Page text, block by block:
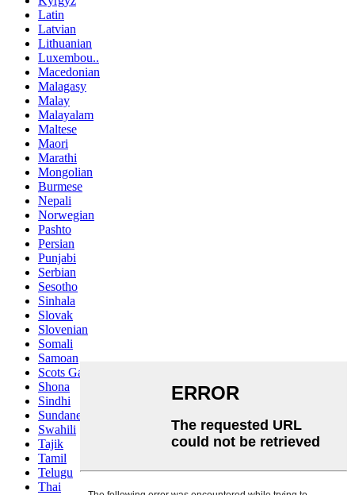
Latin
Latvian
Lithuanian
Luxembou..
Macedonian
Malagasy
Malay
Malayalam
Maltese
Maori
Marathi
Mongolian
Burmese
Nepali
Norwegian
Pashto
Persian
Punjabi
Serbian
Sesotho
Sinhala
Slovak
Slovenian
Somali
Samoan
Scots Gaelic
Shona
Sindhi
Sundanese
Swahili
Tajik
Tamil
Telugu
Thai